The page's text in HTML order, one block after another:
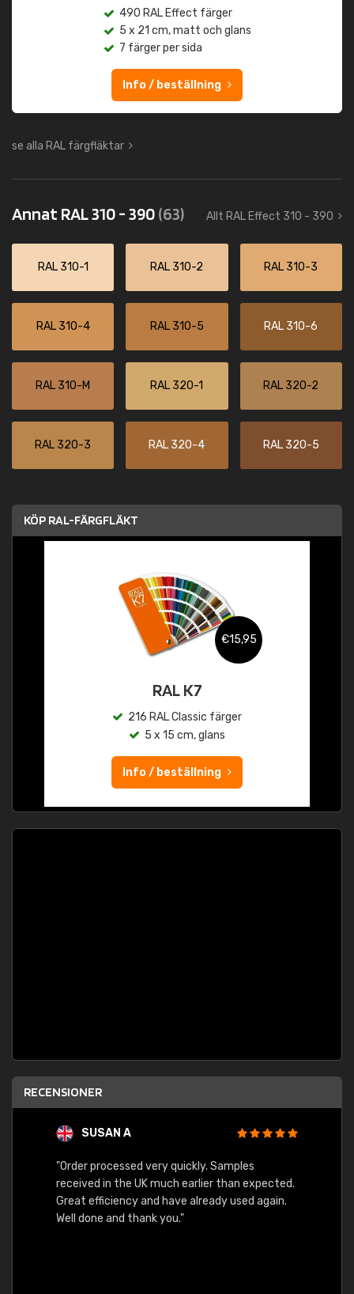
490 RAL Effect färger
5 x 21 cm, matt och glans
7 färger per sida
Info / beställning
se alla RAL färgfläktar
Annat RAL 310 - 390(63) Allt RAL Effect 310 - 390
RAL 310-1 RAL 310-2 RAL 310-3
RAL 310-4 RAL 310-5 RAL 310-6
RAL 310-M RAL 320-1 RAL 320-2
RAL 320-3 RAL 320-4 RAL 320-5
KÖP RAL-FÄRGFLÄKT
€15,95
RAL K7
216 RAL Classic färger
5 x 15 cm, glans
Info / beställning
RECENSIONER
SUSAN A
"Order processed very quickly. Samples
received in the UK much earlier than expected.
Great efficiency and have already used again.
Well done and thank you."